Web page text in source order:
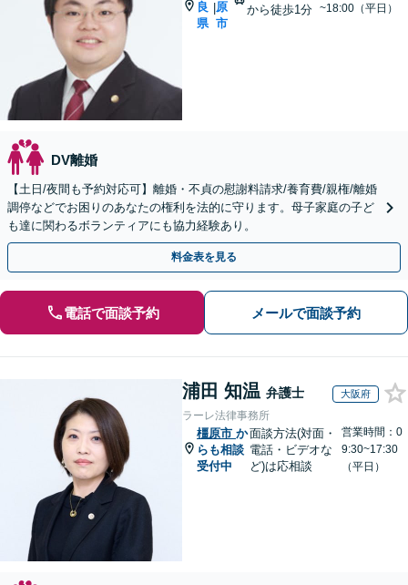
良
県
|原
市
から徒歩1分 ~18:00（平日）
DV離婚
【土日/夜間も予約対応可】離婚・不貞の慰謝料請求/養育費/親権/離婚
調停などでお困りのあなたの権利を法的に守ります。母子家庭の子ど
も達に関わるボランティアにも協力経験あり。
料金表を見る
電話で面談予約 メールで面談予約
浦田 知温 弁護士 大阪府
ラーレ法律事務所
橿原市 か
らも相談
受付中
面談方法(対面・
電話・ビデオな
ど)は応相談
営業時間：0
9:30~17:30
（平日）